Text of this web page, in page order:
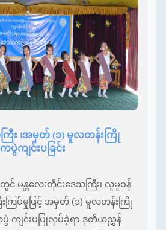
ကြီး ၊အမှတ် (၁) မူလတန်းကြို
ပွဲကျင်းပခြင်း
မန္တလေးတိုင်းဒေသကြီး၊ လူမှုဝန်
းကြပ်မှုဖြင့် အမှတ် (၁) မူလတန်းကြို
ပွဲ ကျင်းပပြုလုပ်ခဲ့ရာ ဒုတိယညွှန်